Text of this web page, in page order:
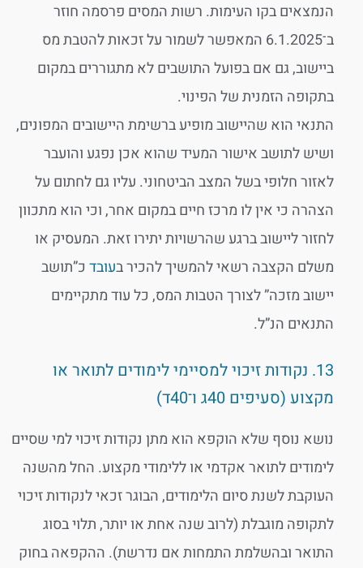
הנמצאים בקו העימות. רשות המסים פרסמה חוזר
ב־6.1.2025 המאפשר לשמור על זכאות להטבת מס
ביישוב, גם אם בפועל התושבים לא מתגוררים במקום
בתקופה הזמנית של הפינוי.
התנאי הוא שהיישוב מופיע ברשימת היישובים המפונים,
ושיש לתושב אישור המעיד שהוא אכן נפגע והועבר
לאזור חלופי בשל המצב הביטחוני. עליו גם לחתום על
הצהרה כי אין לו מרכז חיים במקום אחר, וכי הוא מתכוון
לחזור ליישוב ברגע שהרשויות יתירו זאת. המעסיק או
משלם הקצבה רשאי להמשיך להכיר בעובדכ”תושב
יישוב מזכה” לצורך הטבות המס, כל עוד מתקיימים
התנאים הנ”ל.
13. נקודות זיכוי למסיימי לימודים לתואר או
מקצוע (סעיפים 40ג ו־40ד)
נושא נוסף שלא הוקפא הוא מתן נקודות זיכוי למי שסיים
לימודים לתואר אקדמי או ללימודי מקצוע. החל מהשנה
העוקבת לשנת סיום הלימודים, הבוגר זכאי לנקודות זיכוי
לתקופה מוגבלת (לרוב שנה אחת או יותר, תלוי בסוג
התואר ובהשלמת התמחות אם נדרשת). ההקפאה בחוק